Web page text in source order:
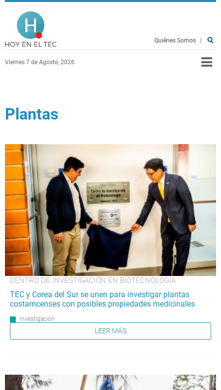
Pasar al contenido principal
Viernes 7 de Agosto, 2026
Quiénes Somos
Plantas
CENTRO DE INVESTIGACIÓN EN BIOTECNOLOGÍA
TEC y Corea del Sur se unen para investigar plantas
costarricenses con posibles propiedades medicinales
Investigación
LEER MÁS